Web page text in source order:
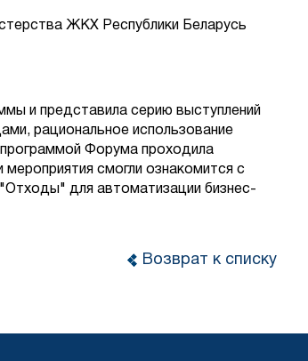
ЖКХ Республики Беларусь
и представила серию выступлений
рациональное использование
Форума проходила
смогли ознакомится с
для автоматизации бизнес-
Возврат к списку